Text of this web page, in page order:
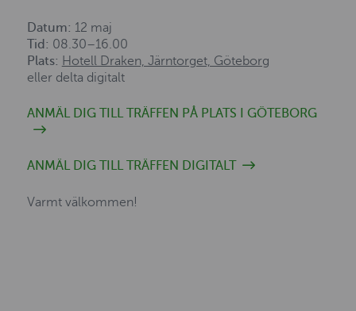
Datum: 12 maj
Tid: 08.30–16.00
Plats: Hotell Draken, Järntorget, Göteborg
eller delta digitalt
ANMÄL DIG TILL TRÄFFEN PÅ PLATS I GÖTEBORG
ANMÄL DIG TILL TRÄFFEN DIGITALT
Varmt välkommen!